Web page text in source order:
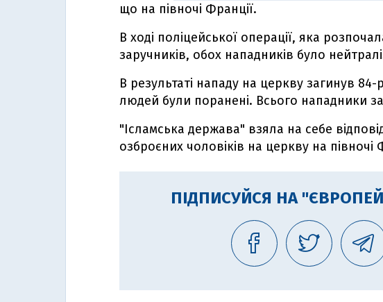
що на півночі Франції.
В ході поліцейської операції, яка
заручників, обох нападників було
В результаті нападу на церкву загинув
людей були поранені. Всього нападники
"Ісламська держава" взяла на себе
озброєних чоловіків на церкву на півночі
ПІДПИСУЙСЯ НА